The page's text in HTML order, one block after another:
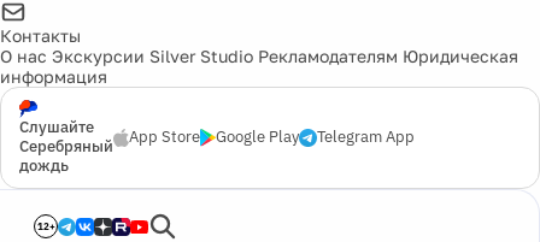
Контакты
О нас Экскурсии Silver Studio Рекламодателям Юридическая
информация
Слушайте
Серебряный
дождь
App Store Google Play Telegram App
12+